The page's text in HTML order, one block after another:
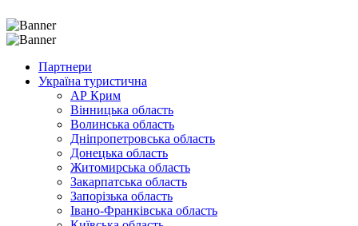
Партнери
Україна туристична
АР Крим
Вінницька область
Волинська область
Дніпропетровська область
Донецька область
Житомирська область
Закарпатська область
Запорізька область
Івано-Франківська область